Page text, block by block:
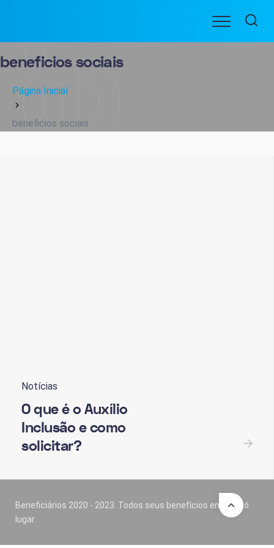
conteúdo
BENEFICIARIOS
Menu
beneficios sociais
Página Inicial
beneficios sociais
Notícias
O que é o Auxílio
Inclusão e como
solicitar?
Beneficiários 2020 - 2023. Todos seus benefícios em um só
lugar.